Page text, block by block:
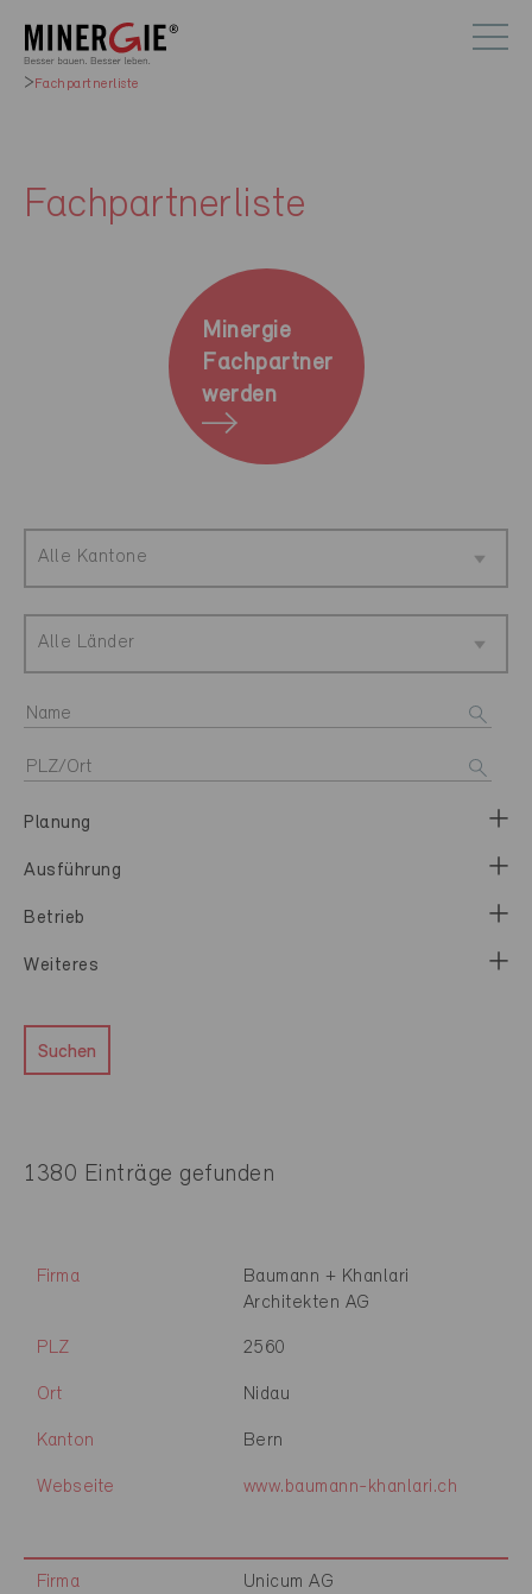
Fachpartnerliste
Fachpartnerliste
Minergie
Fachpartner
werden
Alle Kantone
Alle Länder
Planung
Ausführung
Betrieb
Weiteres
Suchen
1380 Einträge gefunden
Firma
Baumann + Khanlari
Architekten AG
PLZ 2560
Ort Nidau
Kanton Bern
Webseite www.baumann-khanlari.ch
Firma Unicum AG